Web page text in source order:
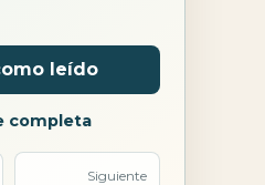
leído
completa
Siguiente